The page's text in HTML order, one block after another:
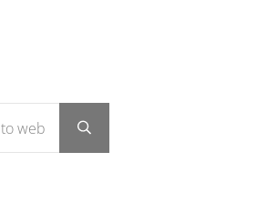
Submit search